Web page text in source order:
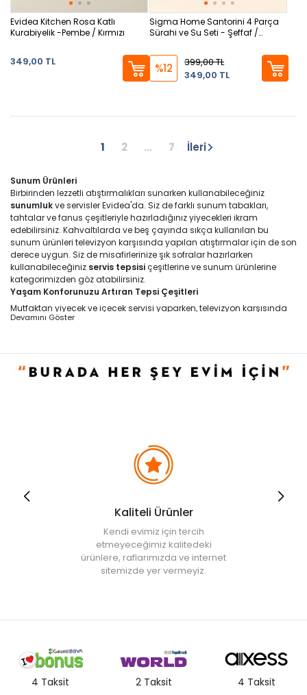
Evidea Kitchen Rosa Katlı
Kurabiyelik -Pembe / Kırmızı
349,00 TL
Sigma Home Santorini 4 Parça
Sürahi ve Su Seti - Şeffaf /
%12
399,00 TL
349,00 TL
1 2 ... 7 İleri
Sunum Ürünleri
Birbirinden lezzetli atıştırmalıkları sunarken kullanabileceğiniz
sunumlukve servisler Evidea'da. Siz de farklı sunum tabakları,
tahtalar ve fanus çeşitleriyle hazırladığınız yiyecekleri ikram
edebilirsiniz. Kahvaltılarda ve beş çayında sıkça kullanılan bu
sunum ürünleri televizyon karşısında yapılan atıştırmalar için de son
derece uygun. Siz de misafirlerinize şık sofralar hazırlarken
kullanabileceğiniz servis tepsisiçeşitlerine ve sunum ürünlerine
kategorimizden göz atabilirsiniz.
Yaşam Konforunuzu Artıran Tepsi Çeşitleri
Mutfaktan yiyecek ve içecek servisi yaparken, televizyon karşısında
yemek yerken ve yemek masasını hazırlarken kullanılan tepsiler
oval veya yuvarlak formlarda olabiliyor. İki yanında bulunan kulplar,
ürünü taşırken kolayca hakimiyet sağlamanıza yardımcı oluyor.
Bazı modeller düz kenarlara sahipken bazı modellerde de
koltukta yenilen atıştırmalıklar için tercih ediliyor. Ayrıca romantik
jestler için hazırlanan yatak kahvaltılarında yastıklı minderlerin yanı
sıra keyif sehpası olarak da adlandırılan ayaklı tepsiler kullanılıyor.
Açılıp kapanabilen ayak sistemine sahip
zaman ayakları kapalı olarak da kullanılabiliyor. Farklı özelliklere
sahip olan bu çeşitler,
tepsi fiyatları
nda da değişiklikler meydana
getirebiliyor. Siz de ihtiyacınız olan tepsi çeşidini değerlendirirken bu
kriterlere dikkat edebilirsiniz.
Sunum Tabakları ve Servisler
Sunumlarda en sık kullanılan çeşitlerin başında tahtalar geliyor.
Küçük boyutlardaki kesme tahtalarından oluşan bu ürünlerin
kullanılan bu tahtalar kesme tahtası olarak son derece işlevsel. Bazı
bölmelere ayrılıyor. Ayrıca küçük boyutlardaki bu servis tahtaları çay
ve kahve servislerinde kullanılabiliyor. Sunum taşları ise tek başına
veya ahşap malzemeyle birlikte tasarlanabiliyor. Ahşap ve bambu
malzemeye göre daha ağır olan bu ürünlerin temizliği ise oldukça
Devamını Göster
Kaliteli Ürünler
Kendi evimiz için tercih
etmeyeceğimiz kalitedeki
ürünlere, raflarımızda ve internet
sitemizde yer vermeyiz.
4 Taksit 2 Taksit 4 Taksit